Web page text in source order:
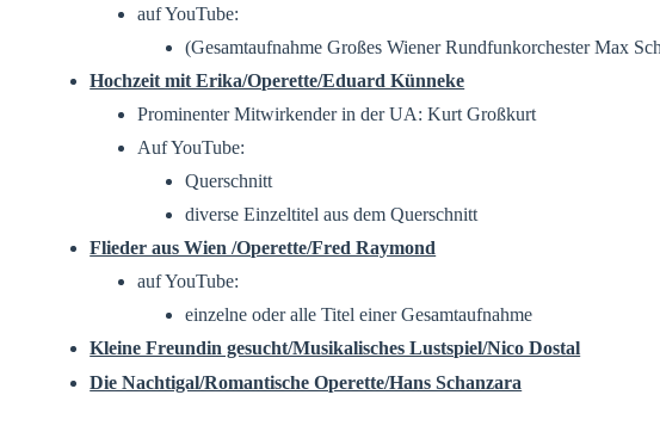
auf YouTube:
(Gesamtaufnahme Großes Wiener Rundfunkorchester Max
Hochzeit mit Erika/Operette/Eduard Künneke
Prominenter Mitwirkender in der UA: Kurt Großkurt
Auf YouTube:
Querschnitt
diverse Einzeltitel aus dem Querschnitt
Flieder aus Wien /Operette/Fred Raymond
auf YouTube:
einzelne oder alle Titel einer Gesamtaufnahme
Kleine Freundin gesucht/Musikalisches Lustspiel/Nico Dostal
Die Nachtigal/Romantische Operette/Hans Schanzara